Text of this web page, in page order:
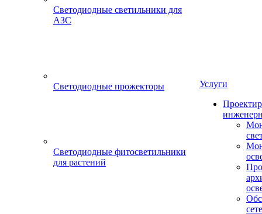
Светодиодные светильники для
АЗС
Светодиодные прожекторы
Светодиодные фитосветильники
для растений
Услуги